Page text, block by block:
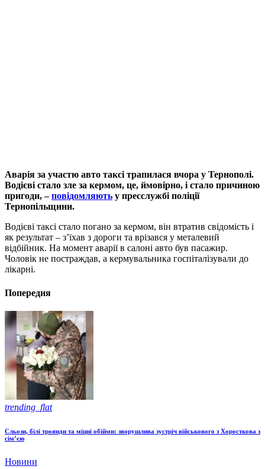
Аварія за участю авто таксі трапилася вчора у Тернополі.
Водієві стало зле за кермом, це, ймовірно, і стало причиною
пригоди, –повідомляють у пресслужбі поліції
Тернопільщини.
Водієві таксі стало погано за кермом, він втратив свідомість і
як результат – з’їхав з дороги та врізався у металевий
відбійник. На момент аварії в салоні авто був пасажир.
Чоловік не постраждав, а кермувальника госпіталізували до
лікарні.
Попередня
trending_flat
Сльози, білі троянди та міцні обійми: зворушлива зустріч військового з Хоросткова з
сім’єю
Новини